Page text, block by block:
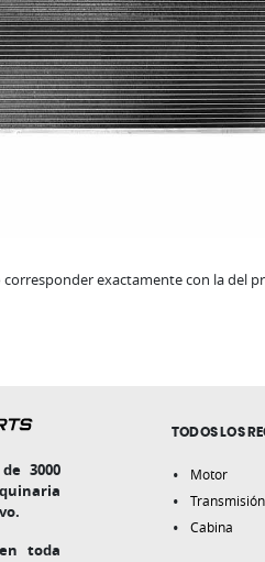
corresponder exactamente con la del
3000
toda
TODOS LOS
Motor
Transmisión
Cabina